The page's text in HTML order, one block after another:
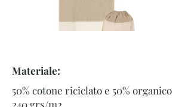
Materiale:
50% cotone riciclato e 50% organico
240 grs/m2